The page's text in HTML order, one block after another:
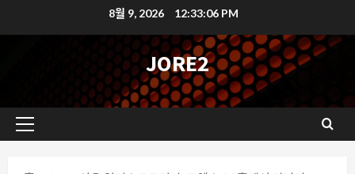
텐
가
8월 9, 2026 12:33:07 PM
JORE2
기